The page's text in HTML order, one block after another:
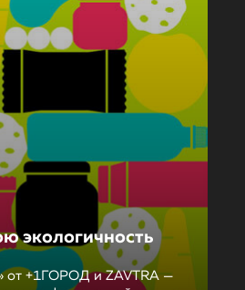
экологичность
от +1ГОРОД и ZAVTRA —